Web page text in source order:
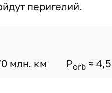
перигелий.
млн. км Porb ≈ 4,5